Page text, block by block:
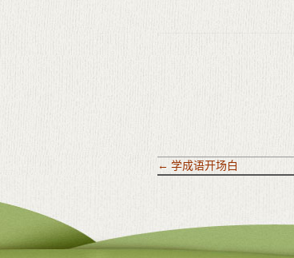
← 学成语开场白